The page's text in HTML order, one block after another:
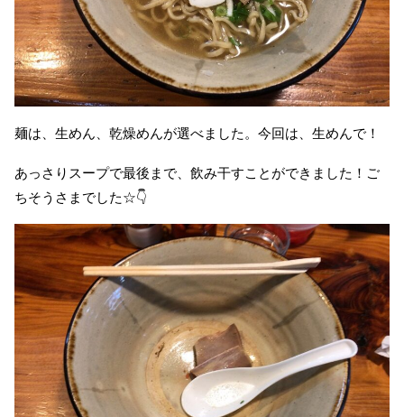
麺は、生めん、乾燥めんが選べました。今回は、生めんで！
あっさりスープで最後まで、飲み干すことができました！ご
ちそうさまでした☆👇